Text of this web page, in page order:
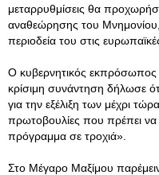
μεταρρυθμίσεις θα
αναθεώρησης του Μνημονίου,
περιοδεία του στις
Ο κυβερνητικός εκπρόσωπος
κρίσιμη συνάντηση δήλωσε
για την εξέλιξη των μέχρι
πρωτοβουλίες που πρέπει να
πρόγραμμα σε τροχιά».
Στο Μέγαρο Μαξίμου